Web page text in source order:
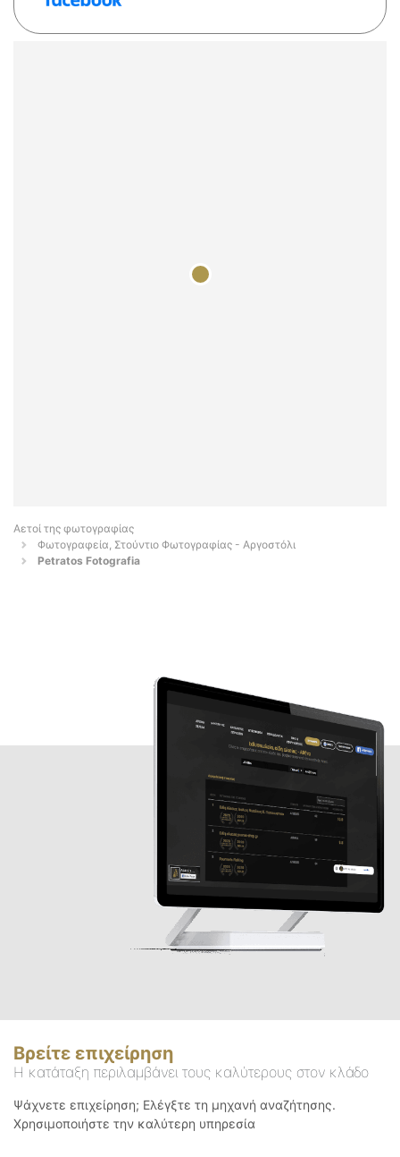
Αετοί της φωτογραφίας
Φωτογραφεία, Στούντιο Φωτογραφίας - Αργοστόλι
Petratos Fotografia
Βρείτε επιχείρηση
Η κατάταξη περιλαμβάνει τους καλύτερους στον κλάδο
Ψάχνετε επιχείρηση; Ελέγξτε τη μηχανή αναζήτησης.
Χρησιμοποιήστε την καλύτερη υπηρεσία